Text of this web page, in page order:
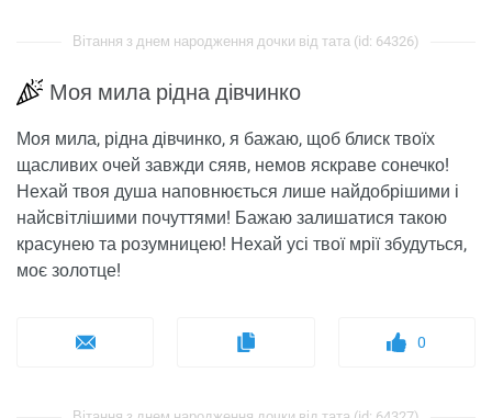
Вітання з днем ​​народження дочки від тата (id: 64326)
Моя мила рідна дівчинко
Моя мила, рідна дівчинко, я бажаю, щоб блиск твоїх
щасливих очей завжди сяяв, немов яскраве сонечко!
Нехай твоя душа наповнюється лише найдобрішими і
найсвітлішими почуттями! Бажаю залишатися такою
красунею та розумницею! Нехай усі твої мрії збудуться,
моє золотце!
0